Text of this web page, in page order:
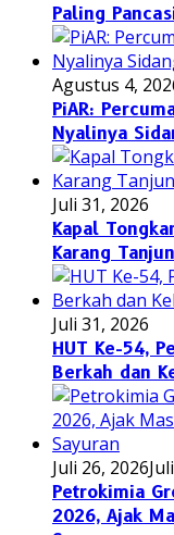
Paling
Agustus 4,
PiAR:
Nyalinya
Juli 31, 2026
Kapal
Karang
Juli 31, 2026
HUT Ke-54,
Berkah dan
Juli 26, 2026
Petrokimia
2026, Ajak